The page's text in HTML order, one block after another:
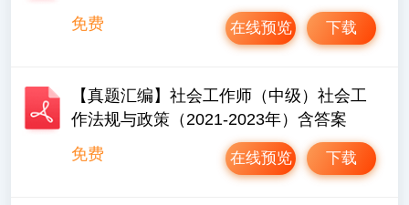
免费
下载
在线预览
【真题汇编】社会工作师（中级）社会工
作法规与政策（2021-2023年）含答案
免费
下载
在线预览